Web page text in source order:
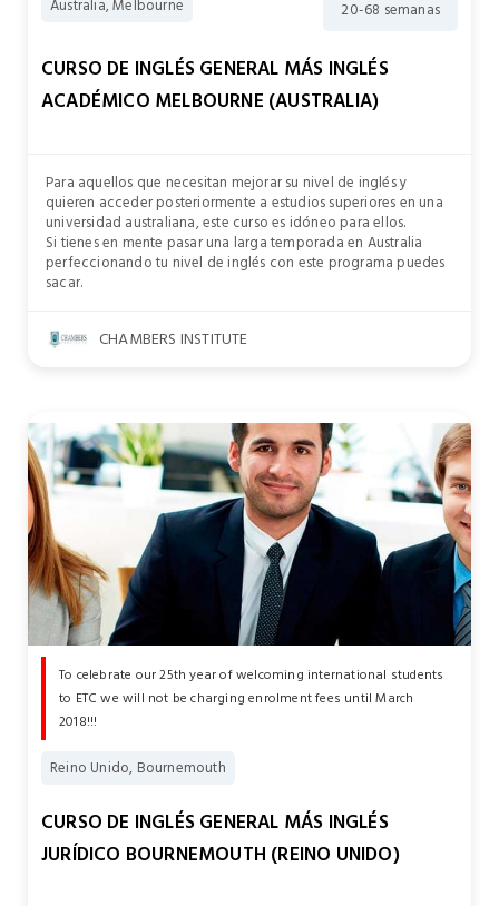
Australia, Melbourne 20-68 semanas
CURSO DE INGLÉS GENERAL MÁS INGLÉS
ACADÉMICO MELBOURNE (AUSTRALIA)
Para aquellos que necesitan mejorar su nivel de inglés y
quieren acceder posteriormente a estudios superiores en una
universidad australiana, este curso es idóneo para ellos.
Si tienes en mente pasar una larga temporada en Australia
perfeccionando tu nivel de inglés con este programa puedes
sacar.
CHAMBERS INSTITUTE
To celebrate our 25th year of welcoming international students
to ETC we will not be charging enrolment fees until March
2018!!!
Reino Unido, Bournemouth
CURSO DE INGLÉS GENERAL MÁS INGLÉS
JURÍDICO BOURNEMOUTH (REINO UNIDO)